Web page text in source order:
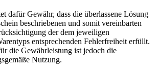
dafür Gewähr, dass die überlassene Lösung
beschriebenen und somit vereinbarten
der dem jeweiligen
entsprechenden Fehlerfreiheit erfüllt.
die Gewährleistung ist jedoch die
Nutzung.